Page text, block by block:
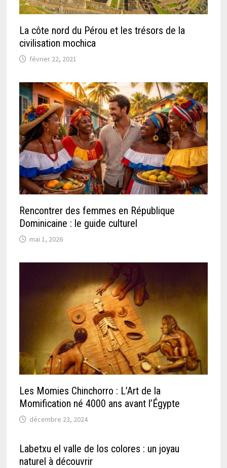
La côte nord du Pérou et les trésors de la
civilisation mochica
février 22, 2021
Rencontrer des femmes en République
Dominicaine : le guide culturel
mai 1, 2026
Les Momies Chinchorro : L’Art de la
Momification né 4000 ans avant l’Égypte
décembre 23, 2024
Labetxu el valle de los colores : un joyau
naturel à découvrir